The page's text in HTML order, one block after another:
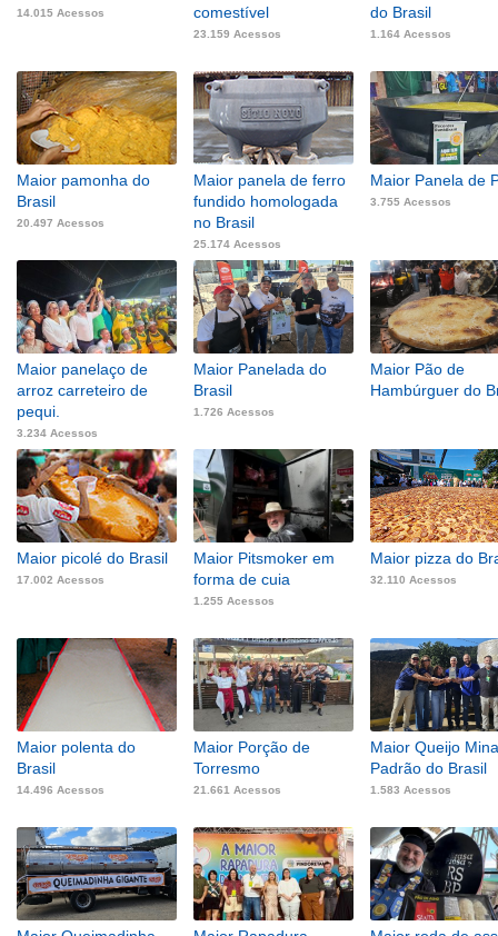
14.015 Acessos
comestível
23.159 Acessos
do Brasil
1.164 Acessos
Maior pamonha do
Brasil
20.497 Acessos
Maior panela de ferro
fundido homologada
no Brasil
25.174 Acessos
Maior Panela de
3.755 Acessos
Maior panelaço de
arroz carreteiro de
pequi.
3.234 Acessos
Maior Panelada do
Brasil
1.726 Acessos
Maior Pão de
Hambúrguer do
Maior picolé do Brasil
17.002 Acessos
Maior Pitsmoker em
forma de cuia
1.255 Acessos
Maior pizza do
32.110 Acessos
Maior polenta do
Brasil
14.496 Acessos
Maior Porção de
Torresmo
21.661 Acessos
Maior Queijo
Padrão do Brasil
1.583 Acessos